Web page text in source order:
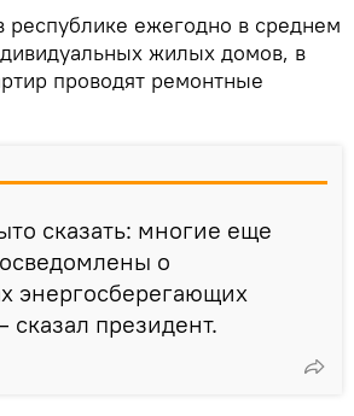
республике ежегодно в среднем
жилых домов, в
проводят ремонтные
сказать: многие еще
о
энергосберегающих
сказал президент.